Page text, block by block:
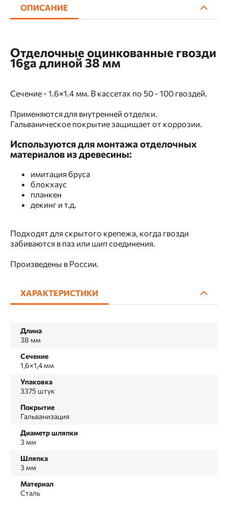
ОПИСАНИЕ
Отделочные оцинкованные гвозди
16ga длиной 38 мм
Сечение - 1.6×1.4 мм. В кассетах по 50 - 100 гвоздей.
Применяются для внутренней отделки.
Гальваническое покрытие защищает от коррозии.
Используются для монтажа отделочных
материалов из древесины:
имитация бруса
блокхаус
планкен
декинг и т.д.
Подходят для скрытого крепежа, когда гвозди
забиваются в паз или шип соединения.
Произведены в России.
ХАРАКТЕРИСТИКИ
Длина
38 мм
Сечение
1,6×1,4 мм
Упаковка
3375 штук
Покрытие
Гальванизация
Диаметр шляпки
3 мм
Шляпка
3 мм
Материал
Сталь